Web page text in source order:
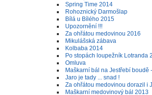
Spring Time 2014
Rohoznický Darmošlap
Bílá u Bílého 2015
Upozornění !!!
Za ohřátou medovinou 2016
Mikulášská zábava
Kolbaba 2014
Po stopách loupežník Lotranda
Omluva
Maškarní bál na Jestřebí boudě
Jaro je tady ... snad !
Za ohřátou medovinou dorazil i
Maškarní medovinový bál 2013